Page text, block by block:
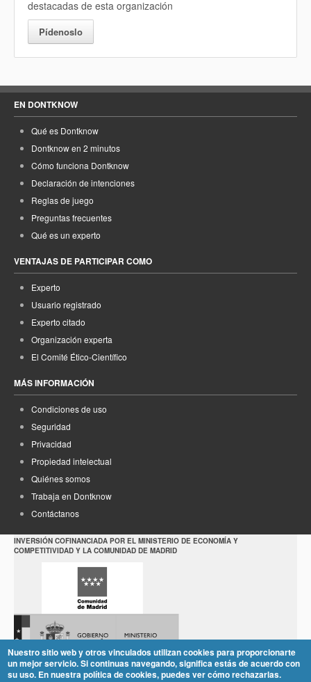
destacadas de esta organización
Pídenoslo
EN DONTKNOW
Qué es Dontknow
Dontknow en 2 minutos
Cómo funciona Dontknow
Declaración de intenciones
Reglas de juego
Preguntas frecuentes
Qué es un experto
VENTAJAS DE PARTICIPAR COMO
Experto
Usuario registrado
Experto citado
Organización experta
El Comité Ético-Científico
MÁS INFORMACIÓN
Condiciones de uso
Seguridad
Privacidad
Propiedad intelectual
Quiénes somos
Trabaja en Dontknow
Contáctanos
INVERSIÓN COFINANCIADA POR EL MINISTERIO DE ECONOMÍA Y
COMPETITIVIDAD Y LA COMUNIDAD DE MADRID
Nuestro sitio web y otros vinculados utilizan cookies para proporcionarte
un mejor servicio. Si continuas navegando, significa estás de acuerdo con
su uso. En nuestra política de cookies, puedes ver cómo rechazarlas.